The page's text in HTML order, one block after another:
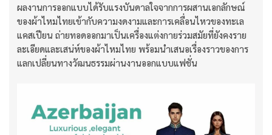
ผลงานการออกแบบได้รับแรงบันดาลใจจากการผสานเอกลักษณ์
ของผ้าไหมไทยเข้ากับความงดงามและการเคลื่อนไหวของทะเล
แคสเปียน ถ่ายทอดออกมาเป็นเครื่องแต่งกายร่วมสมัยที่ยังคงราย
ละเอียดและเสน่ห์ของผ้าไหมไทย พร้อมนำเสนอเรื่องราวของการ
แลกเปลี่ยนทางวัฒนธรรมผ่านงานออกแบบแฟชั่น